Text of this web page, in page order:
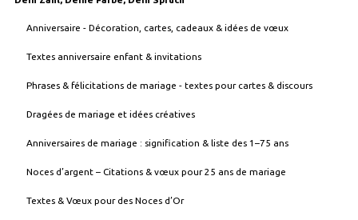
Anniversaire - Décoration, cartes, cadeaux & idées de vœux
Textes anniversaire enfant & invitations
Phrases & félicitations de mariage - textes pour cartes & discours
Dragées de mariage et idées créatives
Anniversaires de mariage : signification & liste des 1–75 ans
Noces d’argent – Citations & vœux pour 25 ans de mariage
Textes & Vœux pour des Noces d’Or